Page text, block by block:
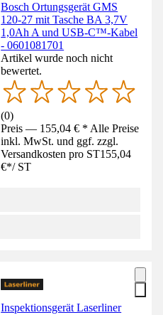
Bosch Ortungsgerät GMS
120-27 mit Tasche BA 3,7V
1,0Ah A und USB-C™-Kabel
- 0601081701
Artikel wurde noch nicht
bewertet.
(0)
Preis — 155,04 € * Alle Preise
inkl. MwSt. und ggf. zzgl.
Versandkosten pro ST155,04
€*/ ST
Inspektionsgerät Laserliner